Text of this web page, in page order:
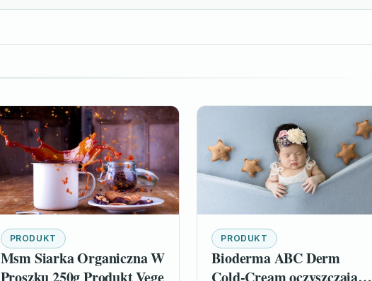
PRODUKT
Msm Siarka Organiczna W
PRODUKT
Bioderma ABC Derm